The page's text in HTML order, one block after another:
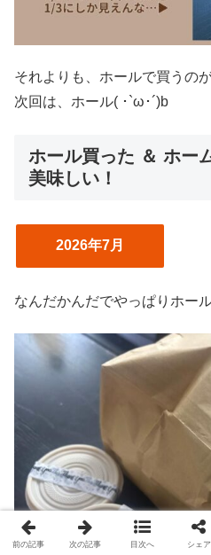
それよりも、ホールで買うの
次回は、ホール( ･`ω･´)b
ホール買った ＆ ホー
美味しい！
2026年7月
なんだかんだでやっぱりホー
前の記事 次の記事 目次へ シェア